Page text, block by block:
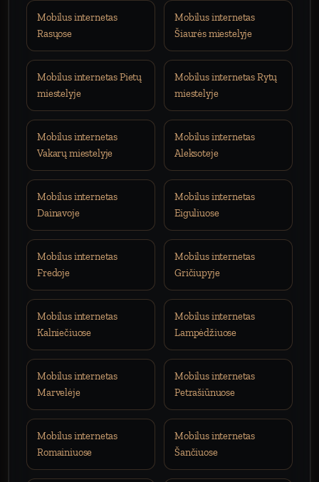
Mobilus internetas
Rasųose
Mobilus internetas
Šiaurės miestelyje
Mobilus internetas Pietų
miestelyje
Mobilus internetas Rytų
miestelyje
Mobilus internetas
Vakarų miestelyje
Mobilus internetas
Aleksoteje
Mobilus internetas
Dainavoje
Mobilus internetas
Eiguliuose
Mobilus internetas
Fredoje
Mobilus internetas
Gričiupyje
Mobilus internetas
Kalniečiuose
Mobilus internetas
Lampėdžiuose
Mobilus internetas
Marvelėje
Mobilus internetas
Petrašiūnuose
Mobilus internetas
Romainiuose
Mobilus internetas
Šančiuose